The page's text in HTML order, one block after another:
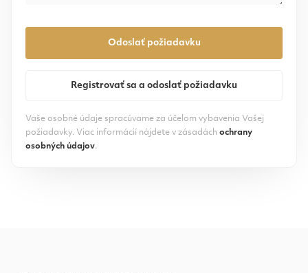
Odoslať požiadavku
Registrovať sa a odoslať požiadavku
Vaše osobné údaje spracúvame za účelom vybavenia Vašej
požiadavky. Viac informácií nájdete v zásadách ochrany
osobných údajov.